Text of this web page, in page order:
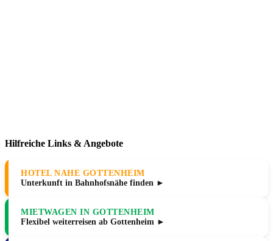
Hilfreiche Links & Angebote
HOTEL NAHE GOTTENHEIM
Unterkunft in Bahnhofsnähe finden ►
MIETWAGEN IN GOTTENHEIM
Flexibel weiterreisen ab Gottenheim ►